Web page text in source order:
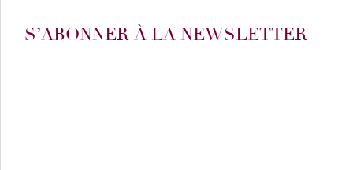
S’ABONNER À LA NEWSLETTER